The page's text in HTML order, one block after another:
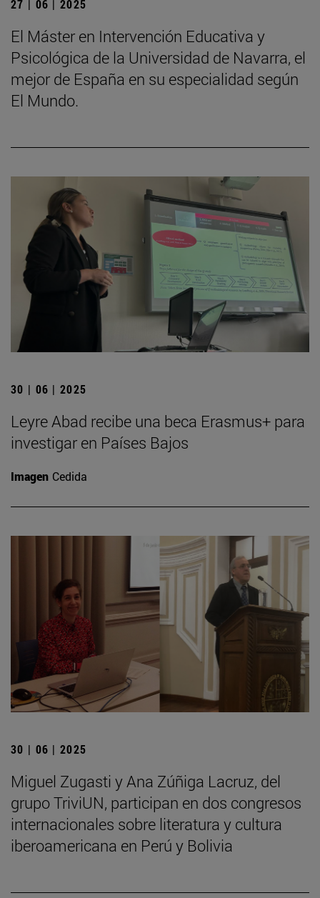
27 | 06 | 2025
El Máster en Intervención Educativa y
Psicológica de la Universidad de Navarra, el
mejor de España en su especialidad según
El Mundo.
30 | 06 | 2025
Leyre Abad recibe una beca Erasmus+ para
investigar en Países Bajos
Imagen Cedida
30 | 06 | 2025
Miguel Zugasti y Ana Zúñiga Lacruz, del
grupo TriviUN, participan en dos congresos
internacionales sobre literatura y cultura
iberoamericana en Perú y Bolivia